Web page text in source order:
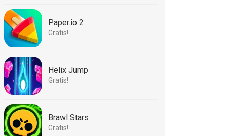
Paper.io 2
Gratis!
Helix Jump
Gratis!
Brawl Stars
Gratis!